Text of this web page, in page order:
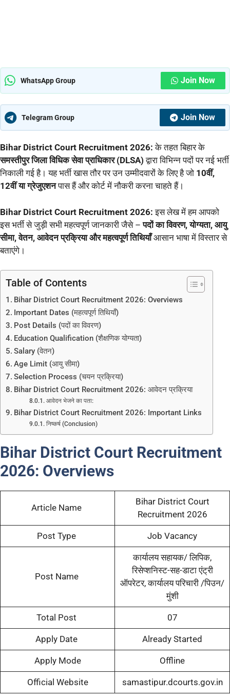
WhatsApp Group Join Now
Telegram Group Join Now
Bihar District Court Recruitment 2026: के तहत बिहार के
समस्तीपुर जिला विधिक सेवा प्राधिकार (DLSA) द्वारा विभिन्न पदों पर नई भर्ती
निकाली गई है। यह भर्ती खास तौर पर उन उम्मीदवारों के लिए है जो 10वीं,
12वीं या ग्रेजुएशनपास हैं और कोर्ट में नौकरी करना चाहते हैं।
Bihar District Court Recruitment 2026: इस लेख में हम आपको
इस भर्ती से जुड़ी सभी महत्वपूर्ण जानकारी जैसे –पदों का विवरण, योग्यता, आयु
सीमा, वेतन, आवेदन प्रक्रिया और महत्वपूर्ण तिथियाँआसान भाषा में विस्तार से
बताएंगे।
Table of Contents
Bihar District Court Recruitment 2026: Overviews
Important Dates (महत्वपूर्ण तिथियाँ)
Post Details (पदों का विवरण)
Education Qualification (शैक्षणिक योग्यता)
Salary (वेतन)
Age Limit (आयु सीमा)
Selection Process (चयन प्रक्रिया)
Bihar District Court Recruitment 2026: आवेदन प्रक्रिया
आवेदन भेजने का पता:
Bihar District Court Recruitment 2026: Important Links
निष्कर्ष (Conclusion)
Bihar District Court Recruitment
2026: Overviews
Article Name
Bihar District Court
Recruitment 2026
Post Type Job Vacancy
Post Name
कार्यालय सहायक/ लिपिक,
रिसेप्शनिस्ट-सह-डाटा एंट्री
ऑपरेटर, कार्यालय परिचारी /पिउन/
मुंशी
Total Post 07
Apply Date Already Started
Apply Mode Offline
Official Website samastipur.dcourts.gov.in